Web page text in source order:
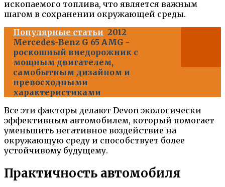
ископаемого топлива, что является важным
шагом в сохранении окружающей среды.
Популярные статьи 2012
Mercedes-Benz G 65 AMG -
роскошный внедорожник с
мощным двигателем,
самобытным дизайном и
превосходными
характеристиками
Все эти факторы делают Devon экологически
эффективным автомобилем, который помогает
уменьшить негативное воздействие на
окружающую среду и способствует более
устойчивому будущему.
Практичность автомобиля